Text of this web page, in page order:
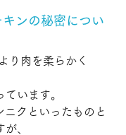
ンの秘密につい
り肉を柔らかく
います。
クといったものと
、